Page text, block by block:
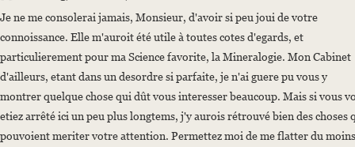
Date: 16.08.1801
Manuscript
Provider: Universitätsbibliothek "Georg Agricola" der Technischen
Classification Number: Nachlass Abraham Gottlob Werner, Band III
Incipit: „[1] Brunswicg, ce 16. aout ,1801.
Je ne me consolerai jamais, Monsieur, d'avoir si peu joui de votre
Je ne me consolerai jamais, Monsieur, d'avoir si peu joui de votre
connoissance. Elle m'auroit été utile à toutes cotes d'egards, et
particulierement pour ma Science favorite, la Mineralogie. Mon Cabinet
d'ailleurs, etant dans un desordre si parfaite, je n'ai guere pu vous y
montrer quelque chose qui dût vous interesser beaucoup. Mais si vous
etiez arrêté ici un peu plus longtems, j'y aurois rétrouvé bien des choses
pouvoient meriter votre attention. Permettez moi de me flatter du